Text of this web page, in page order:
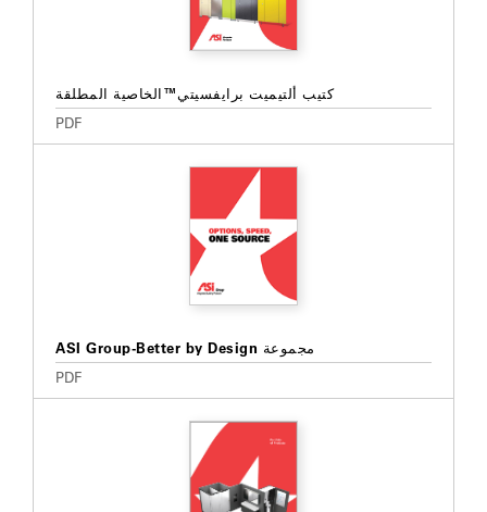
كتيب ألتيميت برايفسيتي™الخاصية المطلقة
PDF
مجموعة ASI Group-Better by Design
PDF